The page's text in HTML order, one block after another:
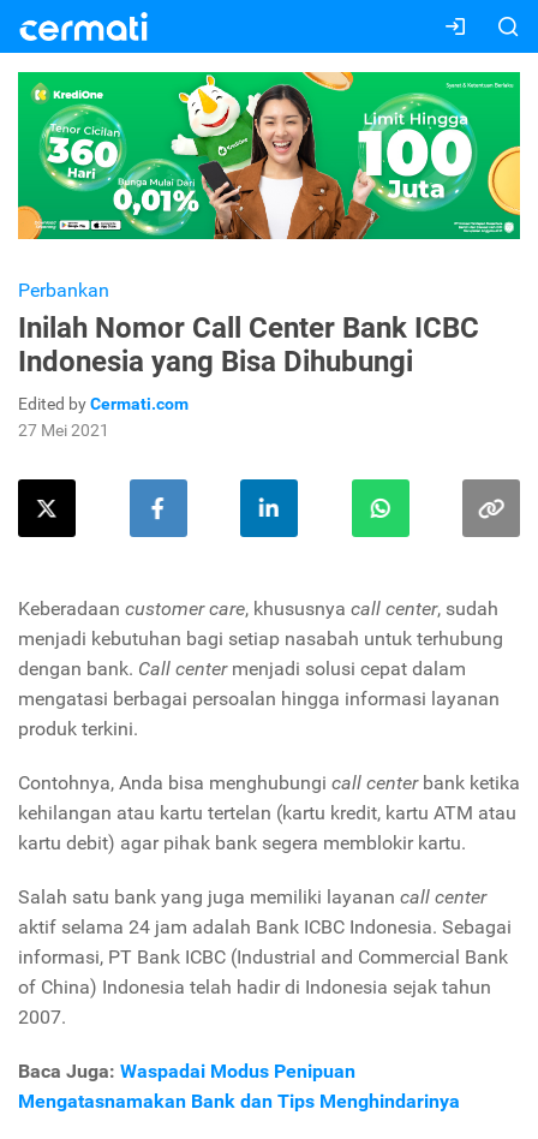
Perbankan
Inilah Nomor Call Center Bank ICBC
Indonesia yang Bisa Dihubungi
Edited byCermati.com
27 Mei 2021
Keberadaan customer care, khususnya call center, sudah
menjadi kebutuhan bagi setiap nasabah untuk terhubung
dengan bank. Call centermenjadi solusi cepat dalam
mengatasi berbagai persoalan hingga informasi layanan
produk terkini.
Contohnya, Anda bisa menghubungi call centerbank ketika
kehilangan atau kartu tertelan (kartu kredit, kartu ATM atau
kartu debit) agar pihak bank segera memblokir kartu.
Salah satu bank yang juga memiliki layanan call center
aktif selama 24 jam adalah Bank ICBC Indonesia. Sebagai
informasi, PT Bank ICBC (Industrial and Commercial Bank
of China) Indonesia telah hadir di Indonesia sejak tahun
2007.
Baca Juga: Waspadai Modus Penipuan
Mengatasnamakan Bank dan Tips Menghindarinya